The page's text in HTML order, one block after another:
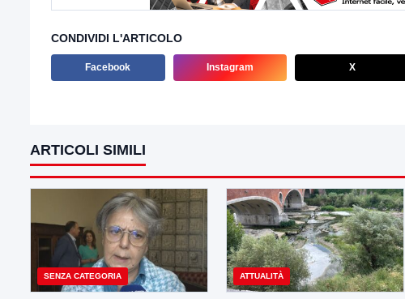
CONDIVIDI L'ARTICOLO
Facebook Instagram X
ARTICOLI SIMILI
SENZA CATEGORIA ATTUALITÀ